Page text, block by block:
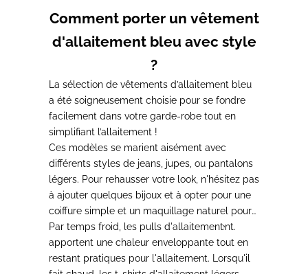
Comment porter un vêtement
d'allaitement bleu avec style
?
La sélection de vêtements d’allaitement bleu
a été soigneusement choisie pour se fondre
facilement dans votre garde-robe tout en
simplifiant l’allaitement !
Ces modèles se marient aisément avec
différents styles de jeans, jupes, ou pantalons
légers. Pour rehausser votre look, n'hésitez pas
à ajouter quelques bijoux et à opter pour une
coiffure simple et un maquillage naturel pour
une allure élégante pendant l’allaitement.
Par temps froid, les pulls d'allaitement
apportent une chaleur enveloppante tout en
restant pratiques pour l'allaitement. Lorsqu'il